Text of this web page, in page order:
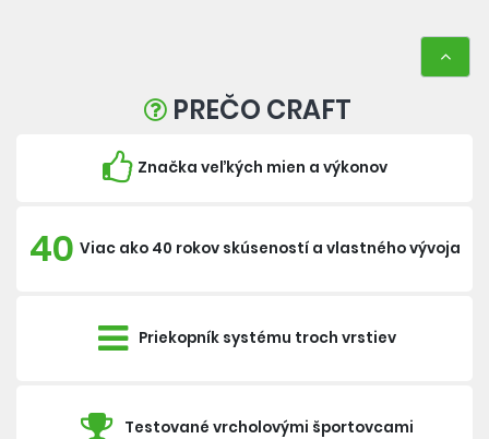
PREČO CRAFT
Značka veľkých mien a výkonov
40 Viac ako 40 rokov skúseností a vlastného vývoja
Priekopník systému troch vrstiev
Testované vrcholovými športovcami